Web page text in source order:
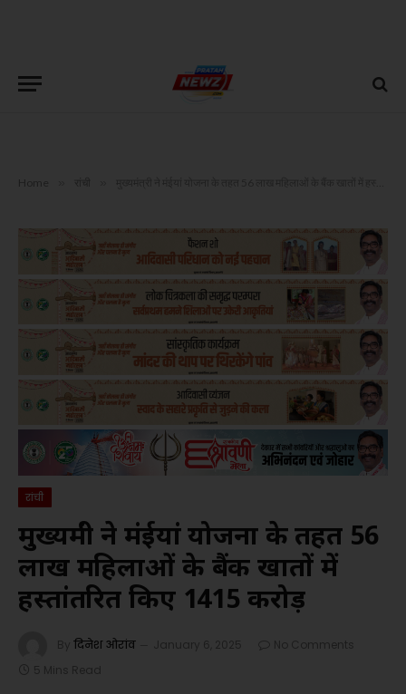
Home
रांची
मुख्यमंत्री ने मंईयां योजना के तहत 56
लाख महिलाओं के बैंक खातों में
हस्तांतरित किए 1415 करोड़
By दिनेश ओरांव January 6, 2025
No Comments
5 Mins Read